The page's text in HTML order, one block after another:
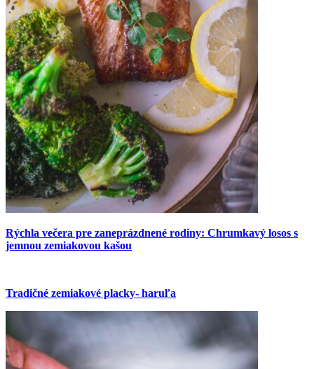
Rýchla večera pre zaneprázdnené rodiny: Chrumkavý losos s
jemnou zemiakovou kašou
Tradičné zemiakové placky- haruľa